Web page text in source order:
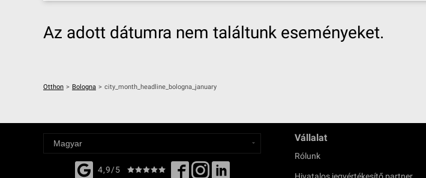
Az adott dátumra nem találtunk eseményeket.
Otthon > Bologna > city_month_headline_bologna_january
4,9/5
Vállalat
Rólunk
Hivatalos jegyértékesítő partner